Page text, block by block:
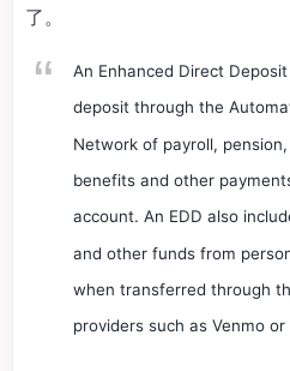
了。
An Enhanced Direct
deposit through the
Network of payroll,
benefits and other
account. An EDD also
and other funds from
when transferred through
providers such as Venmo or